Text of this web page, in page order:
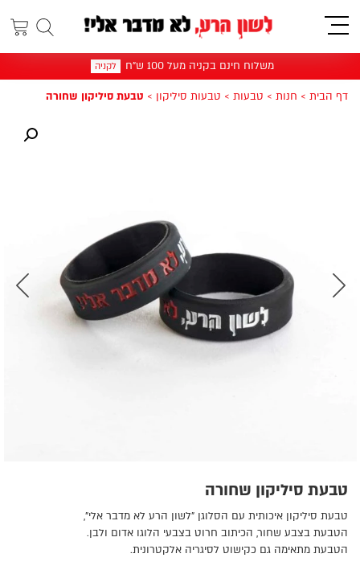
תפריט
משלוח חינם בקניה מעל 100 ש"ח לקניה
דף הבית > חנות > טבעות > טבעות סיליקון > טבעת סיליקון שחורה
טבעת סיליקון שחורה
טבעת סיליקון איכותית עם הסלוגן "לשון הרע לא מדבר אלי",
הטבעת בצבע שחור, הכיתוב חרוט בצבעי הלוגו אדום ולבן.
הטבעת מתאימה גם כקישוט לסיגריה אלקטרונית.